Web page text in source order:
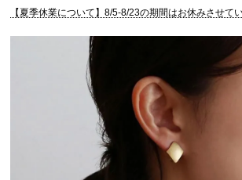
【夏季休業について】8/5-8/23の期間はお休みさせて